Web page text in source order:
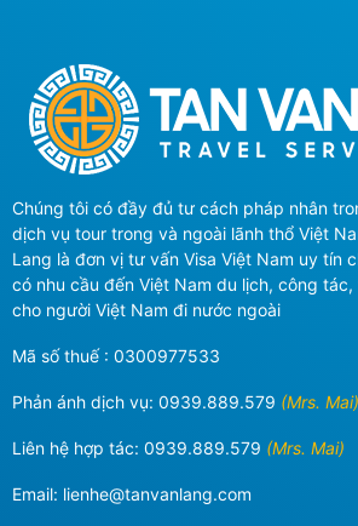
Chúng tôi có đầy đủ tư cách pháp nhân
dịch vụ tour trong và ngoài lãnh thổ Việt
Lang là đơn vị tư vấn Visa Việt Nam uy tín
có nhu cầu đến Việt Nam du lịch, công
cho người Việt Nam đi nước ngoài
Mã số thuế : 0300977533
Phản ánh dịch vụ: 0939.889.579 (Mrs. Mai)
Liên hệ hợp tác: 0939.889.579 (Mrs. Mai)
Email: lienhe@tanvanlang.com